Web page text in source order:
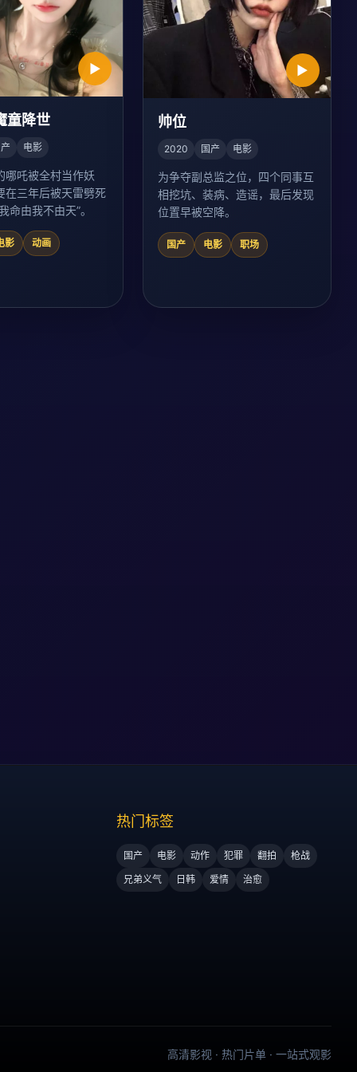
▶
童降世
电影
哪吒被全村当作妖
在三年后被天雷劈死
命由我不由天”。
影 动画
▶
帅位
2020 国产 电影
为争夺副总监之位，四个同事互
相挖坑、装病、造谣，最后发现
位置早被空降。
国产 电影 职场
热门标签
国产 电影 动作 犯罪 翻拍
枪战
兄弟义气
日韩 爱情 治愈
高清影视 · 热门片单 · 一站式观影